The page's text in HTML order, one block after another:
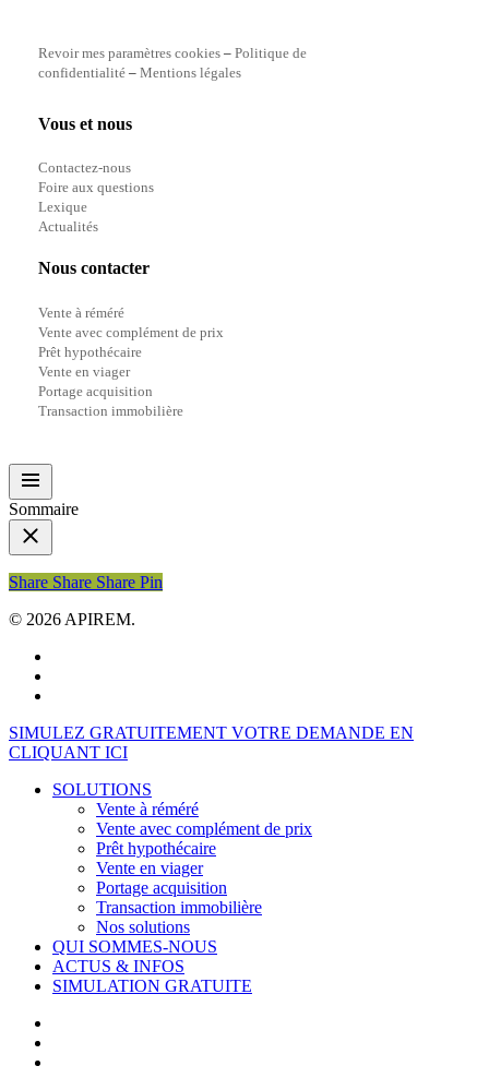
Revoir mes paramètres cookies– Politique de
confidentialité – Mentions légales
Vous et nous
Contactez-nous
Foire aux questions
Lexique
Actualités
Nous contacter
Vente à réméré
Vente avec complément de prix
Prêt hypothécaire
Vente en viager
Portage acquisition
Transaction immobilière
Sommaire
Share
Share Share Share Pin
© 2026 APIREM.
Close
Menu
SIMULEZ GRATUITEMENT VOTRE DEMANDE EN
CLIQUANT ICI
SOLUTIONS
Vente à réméré
Vente avec complément de prix
Prêt hypothécaire
Vente en viager
Portage acquisition
Transaction immobilière
Nos solutions
QUI SOMMES-NOUS
ACTUS & INFOS
SIMULATION GRATUITE